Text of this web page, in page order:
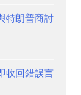
特朗普商討
收回錯誤言